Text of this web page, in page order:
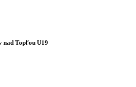
nad Topľou U19